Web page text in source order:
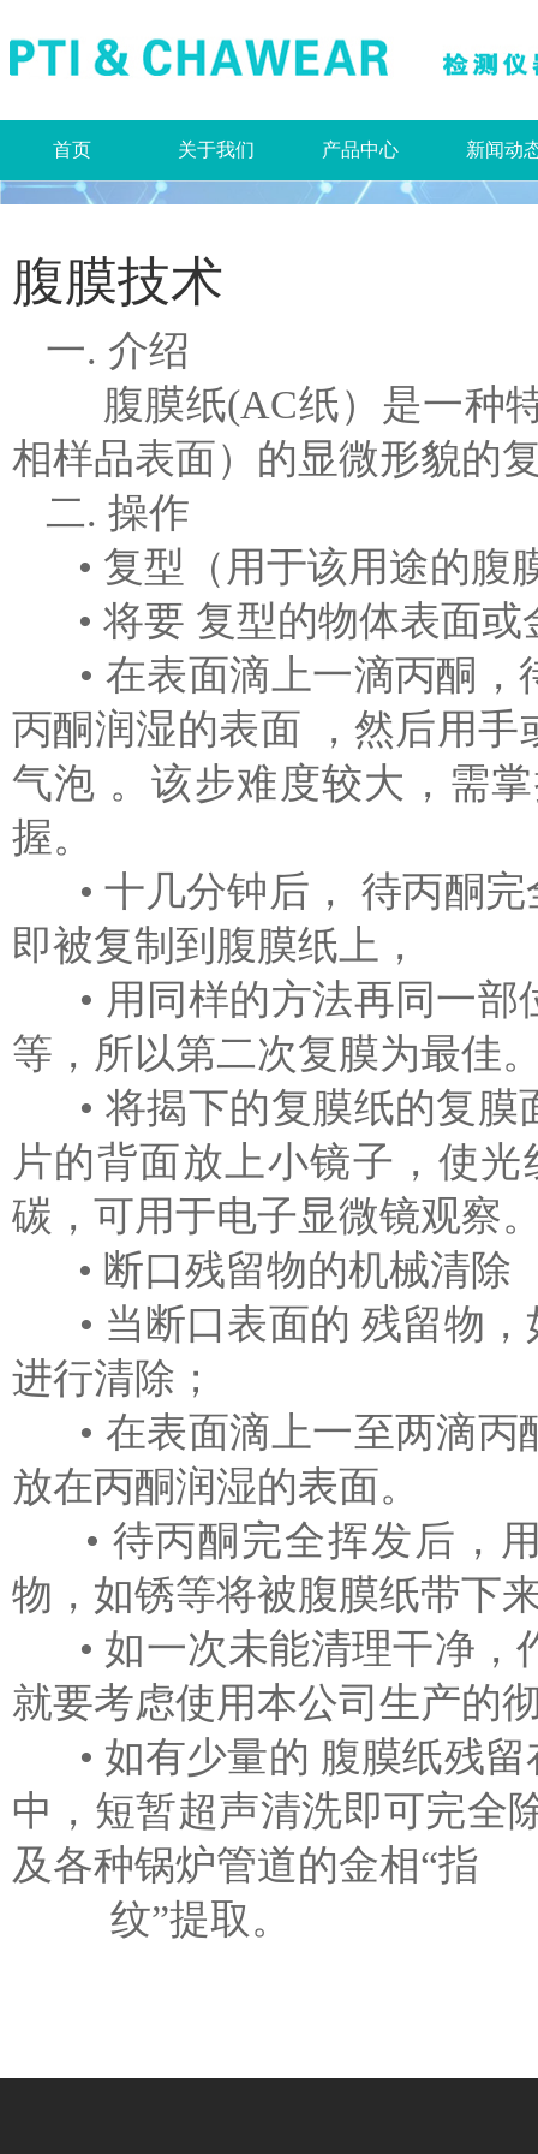
首页 关于我们 产品中心 新闻动
腹膜技术
一. 介绍
腹膜纸(AC纸）是一种
相样品表面）的显微形貌的
二. 操作
• 复型（用于该用途的腹
• 将要 复型的物体表面
• 在表面滴上一滴丙酮，
丙酮润湿的表面 ，然后用
气泡 。该步难度较大，
握。
• 十几分钟后， 待丙酮
即被复制到腹膜纸上，
• 用同样的方法再同一部
等，所以第二次复膜为最佳
• 将揭下的复膜纸的复膜
片的背面放上小镜子，使
碳，可用于电子显微镜观察
• 断口残留物的机械清除
• 当断口表面的 残留物
进行清除；
• 在表面滴上一至两滴丙
放在丙酮润湿的表面。
• 待丙酮完全挥发后，
物，如锈等将被腹膜纸带下
• 如一次未能清理干净，
就要考虑使用本公司生产的
• 如有少量的 腹膜纸残
中，短暂超声清洗即可完全
及各种锅炉管道的金相“指
纹”提取。